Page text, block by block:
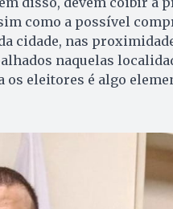
como a possível
cidade, nas
naquelas
eleitores é algo